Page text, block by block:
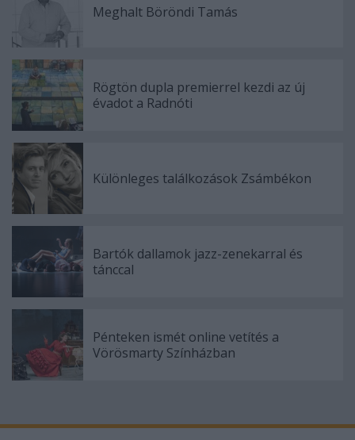
Meghalt Böröndi Tamás
Rögtön dupla premierrel kezdi az új
évadot a Radnóti
Különleges találkozások Zsámbékon
Bartók dallamok jazz-zenekarral és
tánccal
Pénteken ismét online vetítés a
Vörösmarty Színházban